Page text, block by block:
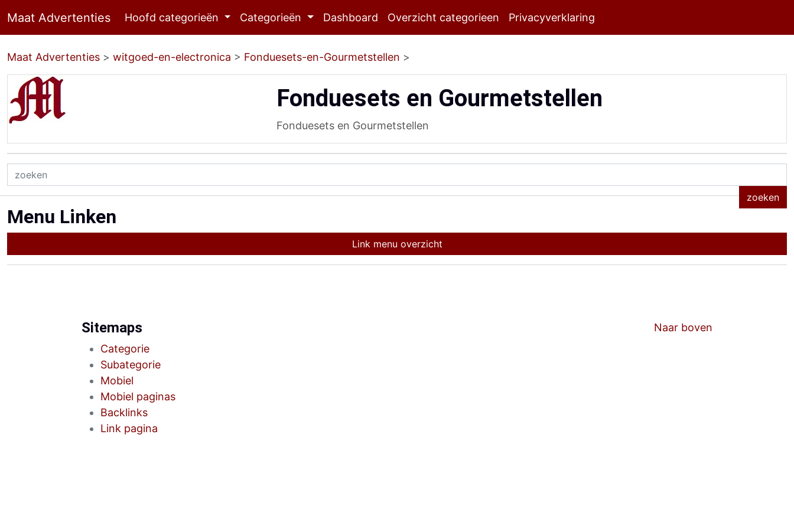
Maat Advertenties Hoofd categorieën Categorieën Dashboard Overzicht categorieen Privacyverklaring
Maat Advertenties > witgoed-en-electronica > Fonduesets-en-Gourmetstellen >
Fonduesets en Gourmetstellen
Fonduesets en Gourmetstellen
Menu Linken
Link menu overzicht
Naar boven
Sitemaps
Categorie
Subategorie
Mobiel
Mobiel paginas
Backlinks
Link pagina